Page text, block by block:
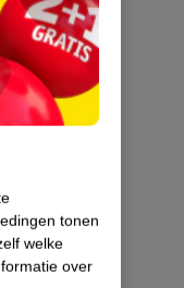
tonen
welke
over